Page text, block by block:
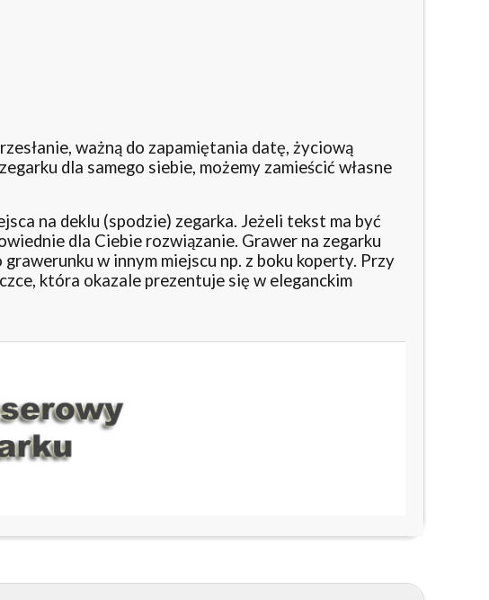
ważną do zapamiętania datę, życiową
dla samego siebie, możemy zamieścić własne
na deklu (spodzie) zegarka. Jeżeli tekst ma być
dla Ciebie rozwiązanie. Grawer na zegarku
w innym miejscu np. z boku koperty. Przy
która okazale prezentuje się w eleganckim